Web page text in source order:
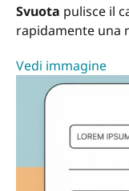
Svuota pulisce il
rapidamente una
Vedi immagine